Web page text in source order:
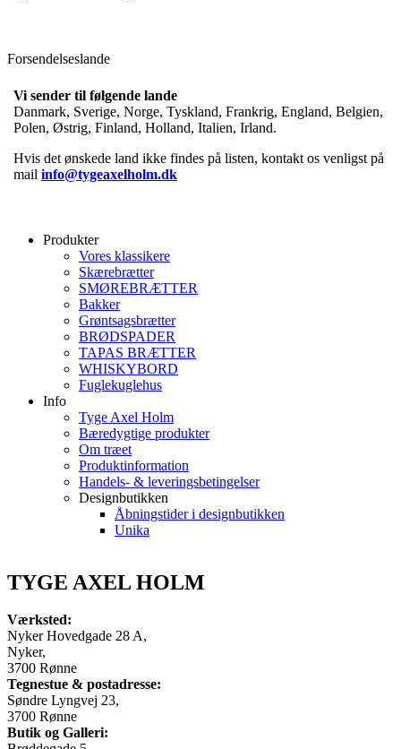
Forsendelseslande
Vi sender til følgende lande
Danmark, Sverige, Norge, Tyskland, Frankrig, England, Belgien,
Polen, Østrig, Finland, Holland, Italien, Irland.
Hvis det ønskede land ikke findes på listen, kontakt os venligst på
mail info@tygeaxelholm.dk
Produkter
Vores klassikere
Skærebrætter
SMØREBRÆTTER
Bakker
Grøntsagsbrætter
BRØDSPADER
TAPAS BRÆTTER
WHISKYBORD
Fuglekuglehus
Info
Tyge Axel Holm
Bæredygtige produkter
Om træet
Produktinformation
Handels- & leveringsbetingelser
Designbutikken
Åbningstider i designbutikken
Unika
TYGE AXEL HOLM
Værksted:
Nyker Hovedgade 28 A,
Nyker,
3700 Rønne
Tegnestue & postadresse:
Søndre Lyngvej 23,
3700 Rønne
Butik og Galleri: